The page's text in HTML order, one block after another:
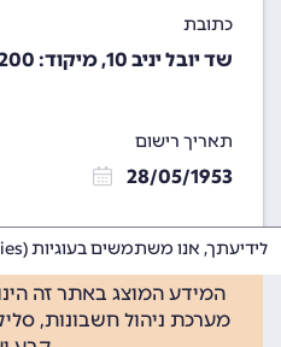
כתובת
שד יובל יניב 10, מיקוד: 10200
תאריך רישום
28/05/1953
המידע המוצג באתר זה
מערכת ניהול חשבונות,
לידיעתך, אנו משתמשים בעוגיות (cookies) באתר זה.